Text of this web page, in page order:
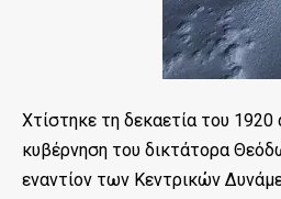
Χτίστηκε τη δεκαετία του
κυβέρνηση του δικτάτορα
εναντίον των Κεντρικών